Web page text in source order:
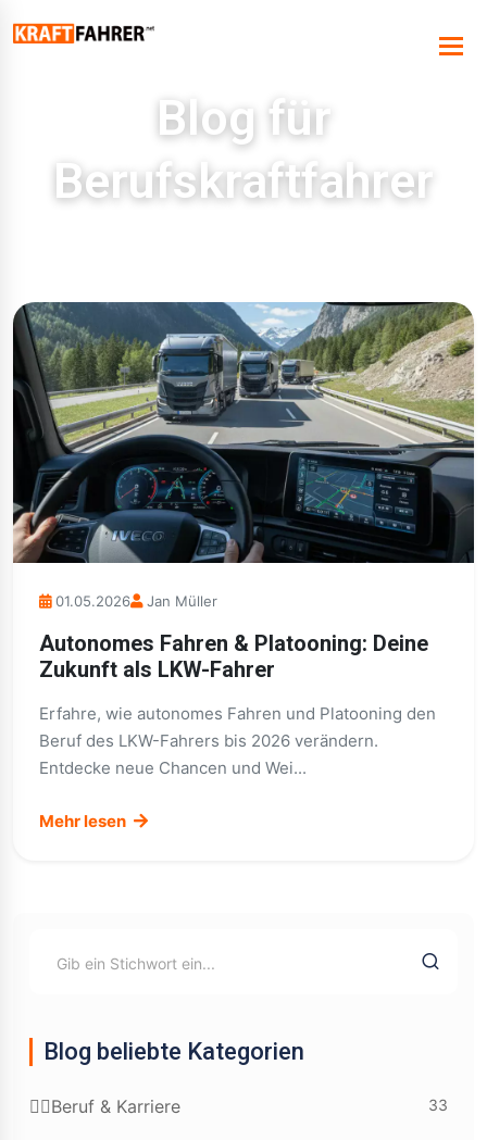
Blog für
Berufskraftfahrer
01.05.2026 Jan Müller
Autonomes Fahren & Platooning: Deine
Zukunft als LKW-Fahrer
Erfahre, wie autonomes Fahren und Platooning den
Beruf des LKW-Fahrers bis 2026 verändern.
Entdecke neue Chancen und Wei...
Mehr lesen
Blog beliebte Kategorien
👷‍♂️Beruf & Karriere 33